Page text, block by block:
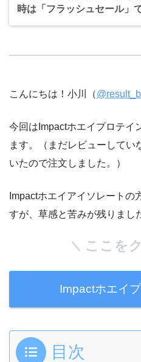
時は「フラッシュセール」
こんにちは！小川（
今回はImpactホエイプロテイ
ます。（まだレビューしてい
いたので注文しました。）
Impactホエイアイソレート
すが、草感と苦みが残りまし
ここを
Impactホエイ
目次